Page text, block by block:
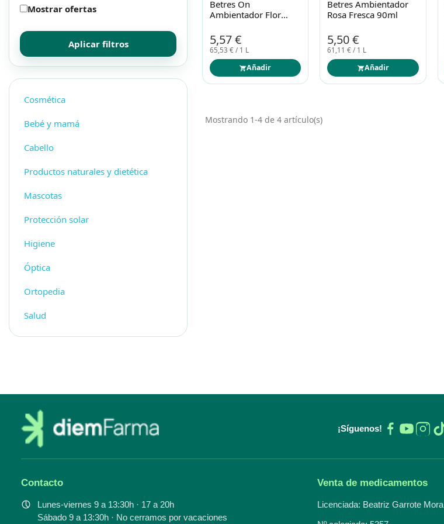
Mascotas
Protección solar
Higiene
Óptica
Ortopedia
Mascotas
Protección solar
Higiene
Óptica
Ortopedia
Mostrar ofertas
Aplicar filtros
Cosmética
Bebé y mamá
Cabello
Productos naturales y dietética
Mascotas
Protección solar
Higiene
Óptica
Ortopedia
Salud
Betres On
Ambientador Flor
5,57 €
65,53 € / 1 L
Añadir
Betres Ambientador
Rosa Fresca 90ml
5,50 €
61,11 € / 1 L
Añadir
Mostrando 1-4 de 4 artículo(s)
¡Síguenos!
Contacto
Lunes-viernes 9 a 13:30h · 17 a 20h
Sábado 9 a 13:30h · No cerramos por vacaciones
Venta de medicamentos
Licenciada: Beatriz Garrote Mora